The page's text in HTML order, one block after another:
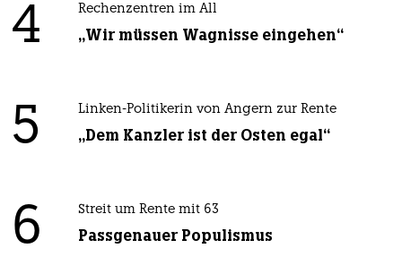
4 Rechenzentren im All
„Wir müssen Wagnisse eingehen“
5 Linken-Politikerin von Angern zur Rente
„Dem Kanzler ist der Osten egal“
6 Streit um Rente mit 63
Passgenauer Populismus